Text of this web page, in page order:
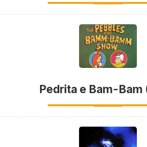
Pedrita e Bam-Bam